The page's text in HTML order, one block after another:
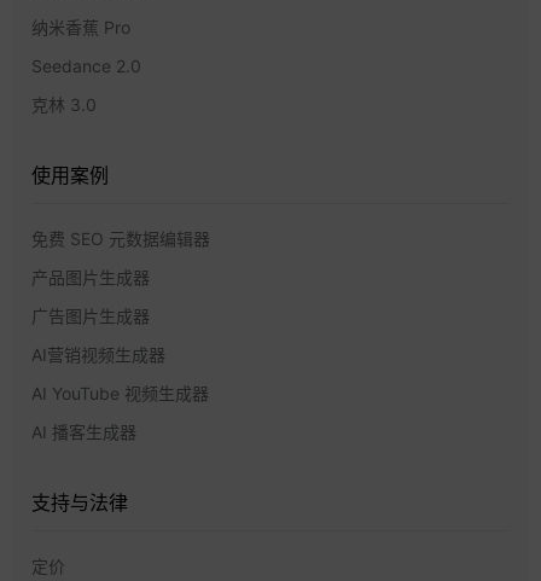
纳米香蕉 Pro
Seedance 2.0
克林 3.0
使用案例
免费 SEO 元数据编辑器
产品图片生成器
广告图片生成器
AI营销视频生成器
AI YouTube 视频生成器
AI 播客生成器
支持与法律
定价